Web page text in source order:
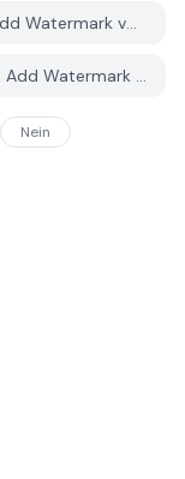
Benötige ich ein Konto, um Remove & Add Watermark von PGYER APK HUB herunterzuladen?
Wie kann ich ein Problem mit Remove & Add Watermark auf PGYER APK HUB melden?
Nein